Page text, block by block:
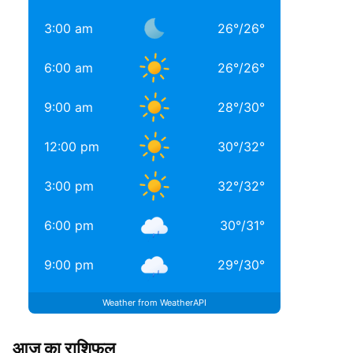
3:00 am 26°/26°
6:00 am 26°/26°
9:00 am 28°/30°
12:00 pm 30°/32°
3:00 pm 32°/32°
6:00 pm 30°/31°
9:00 pm 29°/30°
Weather from WeatherAPI
आज का राशिफल